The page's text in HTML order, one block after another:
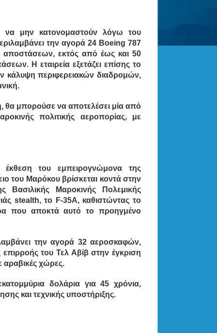
μην κατονομαστούν λόγω του
την αγορά 24 Boeing 787
αποστάσεων, εκτός από έως και 50
Η εταιρεία εξετάζει επίσης το
κάλυψη περιφερειακών διαδρομών,
θα μπορούσε να αποτελέσει μία από
πολιτικής αεροπορίας, με
του εμπειρογνώμονα της
του Μαρόκου βρίσκεται κοντά στην
Μαροκινής Πολεμικής
stealth, το F-35A, καθιστώντας το
που αποκτά αυτό το προηγμένο
την αγορά 32 αεροσκαφών,
του Τελ Αβίβ στην έγκριση
χώρες.
δολάρια για 45 χρόνια,
και τεχνικής υποστήριξης.